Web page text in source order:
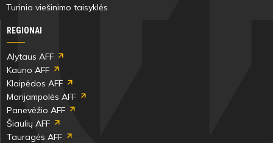
Turinio viešinimo taisyklės
REGIONAI
Alytaus AFF
Kauno AFF
Klaipėdos AFF
Marijampolės AFF
Panevėžio AFF
Šiaulių AFF
Tauragės AFF